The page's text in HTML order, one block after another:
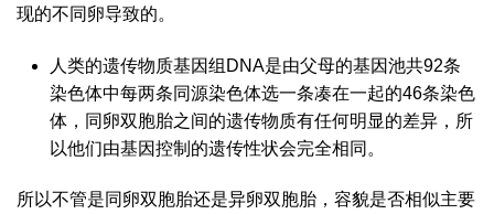
现的不同卵导致的。
人类的遗传物质基因组DNA是由父母的基因池共92条
染色体中每两条同源染色体选一条凑在一起的46条染色
体，同卵双胞胎之间的遗传物质有任何明显的差异，所
以他们由基因控制的遗传性状会完全相同。
所以不管是同卵双胞胎还是异卵双胞胎，容貌是否相似主要